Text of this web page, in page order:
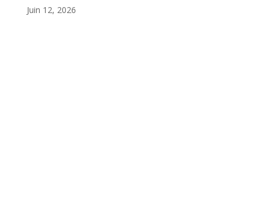
Juin 12, 2026